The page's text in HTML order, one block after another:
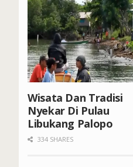
Wisata Dan Tradisi
Nyekar Di Pulau
Libukang Palopo
334 SHARES